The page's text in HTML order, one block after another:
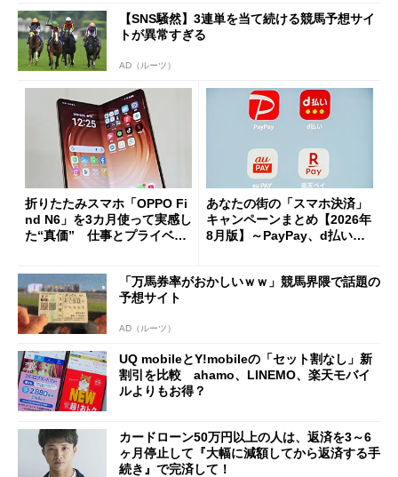
【SNS騒然】3連単を当て続ける競馬予想サイ
トが異常すぎる
AD（ルーツ）
折りたたみスマホ「OPPO Fi
nd N6」を3カ月使って実感し
た“真価” 仕事とプライベー
あなたの街の「スマホ決済」
キャンペーンまとめ【2026年
8月版】～PayPay、d払い、a
「万馬券率がおかしいｗｗ」競馬界隈で話題の
予想サイト
AD（ルーツ）
UQ mobileとY!mobileの「セット割なし」新
割引を比較 ahamo、LINEMO、楽天モバイ
ルよりもお得？
カードローン50万円以上の人は、返済を3～6
ヶ月停止して『大幅に減額してから返済する手
続き』で完済して！